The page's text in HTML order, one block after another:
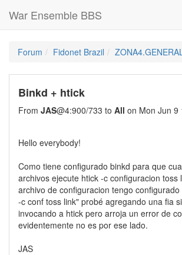
War Ensemble BBS
Forum Fidonet Brazil
Binkd + htick
From JAS@4:900/733 to All on Mon Jun 9
Hello everybody!
Como tiene configurado binkd para que
archivos ejecute htick -c configuracion toss
archivo de configuracion tengo
-c conf toss link" probé agregando una fia
invocando a htick pero arroja un error de
evidentemente no es por ese lado.
JAS